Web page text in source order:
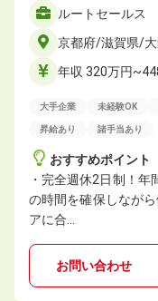
ルートセールス
京都府/滋賀県/大
年収 320万円
大手企業 未経験OK
昇給あり 諸手当あり
おすすめポイント
・完全週休2日制！
の時間を確保しなが
アに合…
お問い合わせ